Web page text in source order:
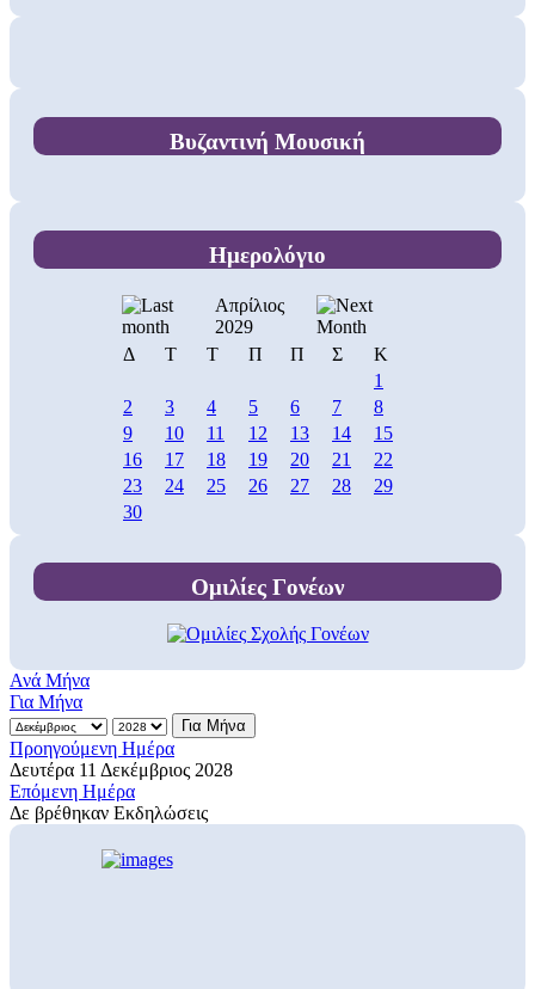
Βυζαντινή Μουσική
Ημερολόγιο
Απρίλιος
2029
Δ
Τ Τ Π Π Σ
Κ
1
2
3 4 5 6 7
8
9
10 11 12 13 14
15
16
17 18 19 20 21
22
23
24 25 26 27 28
29
30
Ομιλίες Γονέων
Ανά Μήνα
Για Μήνα
Για Μήνα
Προηγούμενη Ημέρα
Δευτέρα 11 Δεκέμβριος 2028
Επόμενη Ημέρα
Δε βρέθηκαν Εκδηλώσεις